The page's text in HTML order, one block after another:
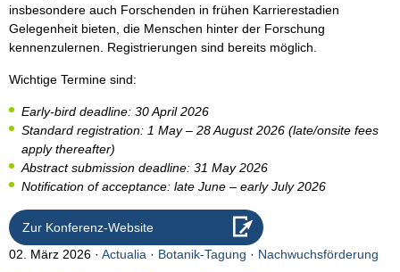
insbesondere auch Forschenden in frühen Karrierestadien
Gelegenheit bieten, die Menschen hinter der Forschung
kennenzulernen. Registrierungen sind bereits möglich.
Wichtige Termine sind:
Early-bird deadline: 30 April 2026
Standard registration: 1 May – 28 August 2026 (late/onsite fees
apply thereafter)
Abstract submission deadline: 31 May 2026
Notification of acceptance: late June – early July 2026
Zur Konferenz-Website
02. März 2026
Actualia · Botanik-Tagung · Nachwuchsförderung